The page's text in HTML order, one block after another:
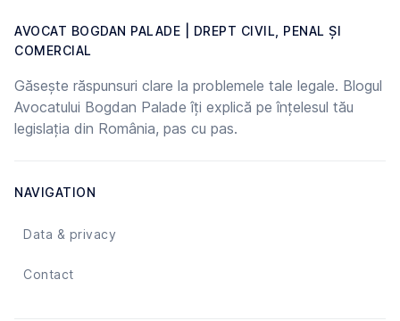
AVOCAT BOGDAN PALADE | DREPT CIVIL, PENAL ȘI
COMERCIAL
Găsește răspunsuri clare la problemele tale legale. Blogul
Avocatului Bogdan Palade îți explică pe înțelesul tău
legislația din România, pas cu pas.
NAVIGATION
Data & privacy
Contact